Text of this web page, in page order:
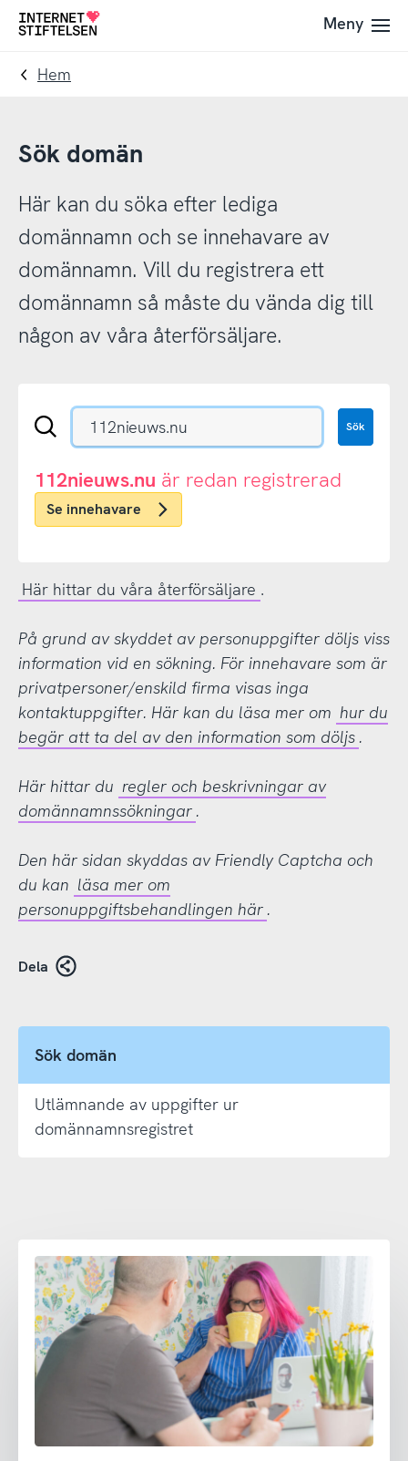
Till
navigering
Till
innehåll
Till
Meny
Hem
Sök domän
Här kan du söka efter lediga
domännamn och se innehavare av
domännamn. Vill du registrera ett
domännamn så måste du vända dig till
någon av våra återförsäljare.
Sök
eller
.nu-
domän
Sök
112nieuws.nu är redan registrerad
Se innehavare
Här hittar du våra återförsäljare .
På grund av skyddet av personuppgifter döljs viss
information vid en sökning. För innehavare som är
privatpersoner/enskild firma visas inga
kontaktuppgifter. Här kan du läsa mer om hur du
begär att ta del av den information som döljs .
Här hittar du regler och beskrivningar av
domännamnssökningar .
Den här sidan skyddas av Friendly Captcha och
du kan läsa mer om
personuppgiftsbehandlingen här .
Dela
Sök domän
Utlämnande av uppgifter ur
domännamnsregistret